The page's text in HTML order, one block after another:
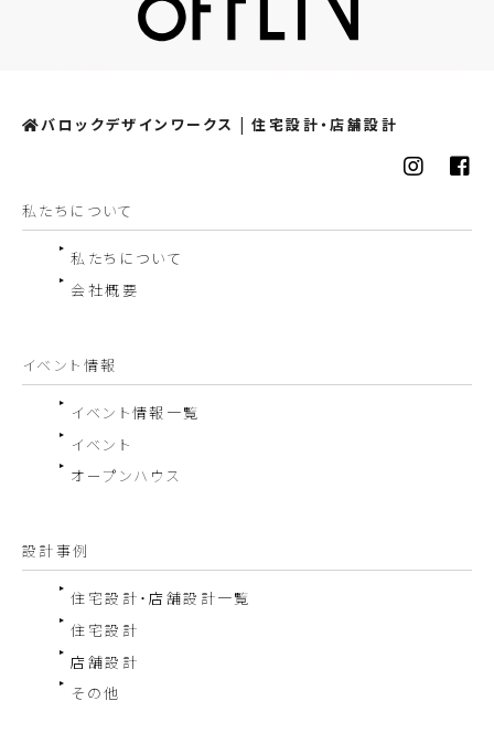
バロックデザインワークス | 住宅設計・店舗設計
私たちについて
私たちについて
会社概要
イベント情報
イベント情報一覧
イベント
オープンハウス
設計事例
住宅設計・店舗設計一覧
住宅設計
店舗設計
その他